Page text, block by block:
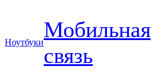
Ноутбуки
Мобильная
связь